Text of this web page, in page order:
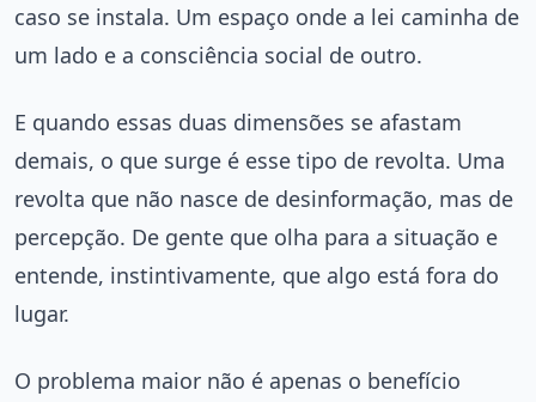
caso se instala. Um espaço onde a lei caminha de
um lado e a consciência social de outro.
E quando essas duas dimensões se afastam
demais, o que surge é esse tipo de revolta. Uma
revolta que não nasce de desinformação, mas de
percepção. De gente que olha para a situação e
entende, instintivamente, que algo está fora do
lugar.
O problema maior não é apenas o benefício